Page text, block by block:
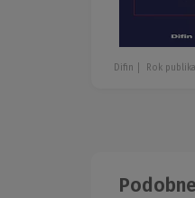
Difin Rok